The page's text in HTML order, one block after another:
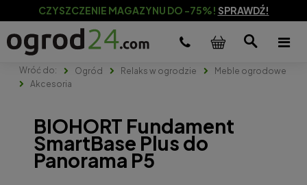
CZYSZCZENIE MAGAZYNU DO -75%! SPRAWDŹ!
Ogród Relaks w ogrodzie
Meble ogrodowe
Akcesoria
BIOHORT Fundament
SmartBase Plus do
Panorama P5